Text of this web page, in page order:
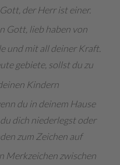
der Herr ist einer.
Gott, lieb haben von
und mit all deiner Kraft.
gebiete, sollst du zu
Kindern
du in deinem Hause
dich niederlegst oder
zum Zeichen auf
Merkzeichen zwischen